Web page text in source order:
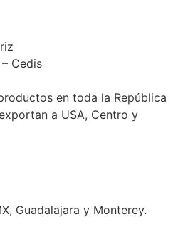
Cedis
en toda la República
a USA, Centro y
Guadalajara y Monterey.